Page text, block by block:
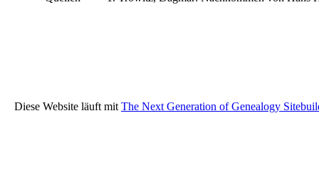
Diese Website läuft mit The Next Generation of Genealogy